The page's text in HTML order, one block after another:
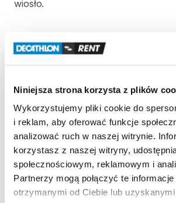
Niniejsza strona korzysta z plików
Wykorzystujemy pliki cookie do
i reklam, aby oferować funkcje
analizować ruch w naszej witrynie.
korzystasz z naszej witryny,
społecznościowym, reklamowym i
Partnerzy mogą połączyć te
otrzymanymi od Ciebie lub
wiosło.
Strona produktu w sklepie
Zasady wypożyczenia
REGULAMIN
Regulamin wypożyczalni
KAUCJA